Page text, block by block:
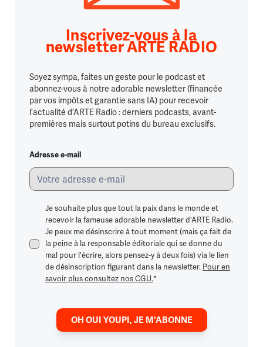
Inscrivez-vous à la
newsletter ARTE RADIO
Soyez sympa, faites un geste pour le podcast et
abonnez-vous à notre adorable newsletter (financée
par vos impôts et garantie sans IA) pour recevoir
l'actualité d'ARTE Radio : derniers podcasts, avant-
premières mais surtout potins du bureau exclusifs.
Adresse e-mail
Je souhaite plus que tout la paix dans le monde et
recevoir la fameuse adorable newsletter d'ARTE Radio.
Je peux me désinscrire à tout moment (mais ça fait de
la peine à la responsable éditoriale qui se donne du
mal pour l'écrire, alors pensez-y à deux fois) via le lien
de désinscription figurant dans la newsletter. Pour en
savoir plus consultez nos CGU.*
OH OUI YOUPI, JE M'ABONNE